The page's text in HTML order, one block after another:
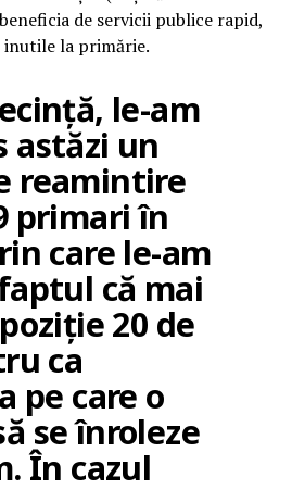
de servicii publice rapid,
la primărie.
le-am
astăzi un
reamintire
primari în
care le-am
că mai
20 de
ca
pe care o
se înroleze
În cazul